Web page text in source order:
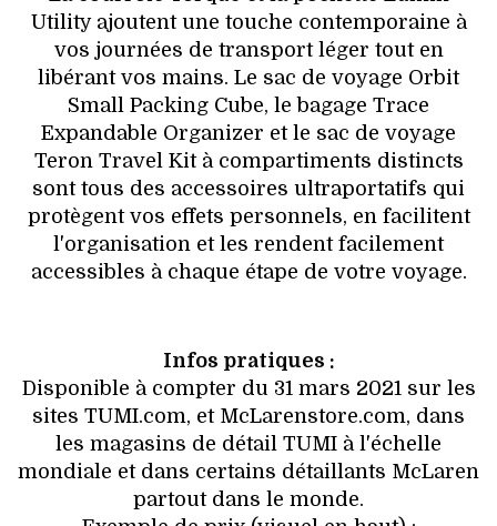
Utility ajoutent une touche contemporaine à
vos journées de transport léger tout en
libérant vos mains. Le sac de voyage Orbit
Small Packing Cube, le bagage Trace
Expandable Organizer et le sac de voyage
Teron Travel Kit à compartiments distincts
sont tous des accessoires ultraportatifs qui
protègent vos effets personnels, en facilitent
l'organisation et les rendent facilement
accessibles à chaque étape de votre voyage.
Infos pratiques :
Disponible à compter du 31 mars 2021 sur les
sites TUMI.com, et McLarenstore.com, dans
les magasins de détail TUMI à l'échelle
mondiale et dans certains détaillants McLaren
partout dans le monde.